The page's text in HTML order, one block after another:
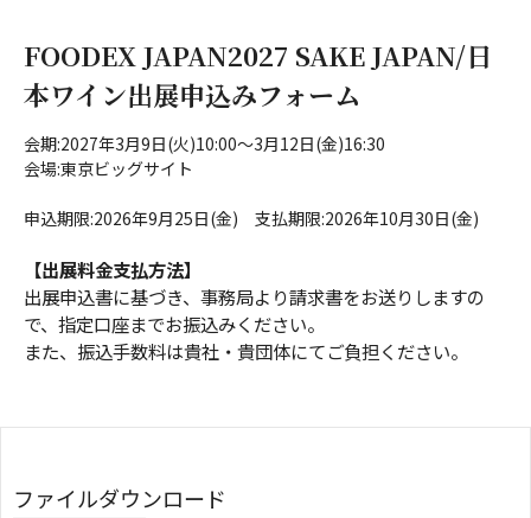
FOODEX JAPAN2027 SAKE JAPAN/日
本ワイン出展申込みフォーム
会期:2027年3月9日(火)10:00～3月12日(金)16:30
会場:東京ビッグサイト
申込期限:2026年9月25日(金) 支払期限:2026年10月30日(金)
【出展料金支払方法】
出展申込書に基づき、事務局より請求書をお送りしますの
で、指定口座までお振込みください。
また、振込手数料は貴社・貴団体にてご負担ください。
ファイルダウンロード